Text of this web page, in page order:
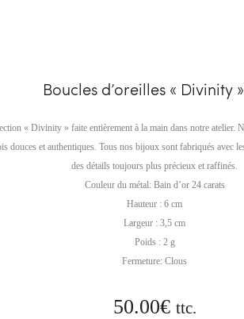
Boucles d’oreilles « Divinity
« Divinity » faite entièrement à la main dans notre atelier.
douces et authentiques. Tous nos bijoux sont fabriqués avec
des détails toujours plus précieux et raffinés.
Couleur du métal: Bain d’or 24 carats
Hauteur : 6 cm
Largeur : 3,5 cm
Poids : 2 g
Fermeture: Clous
50.00€ ttc.